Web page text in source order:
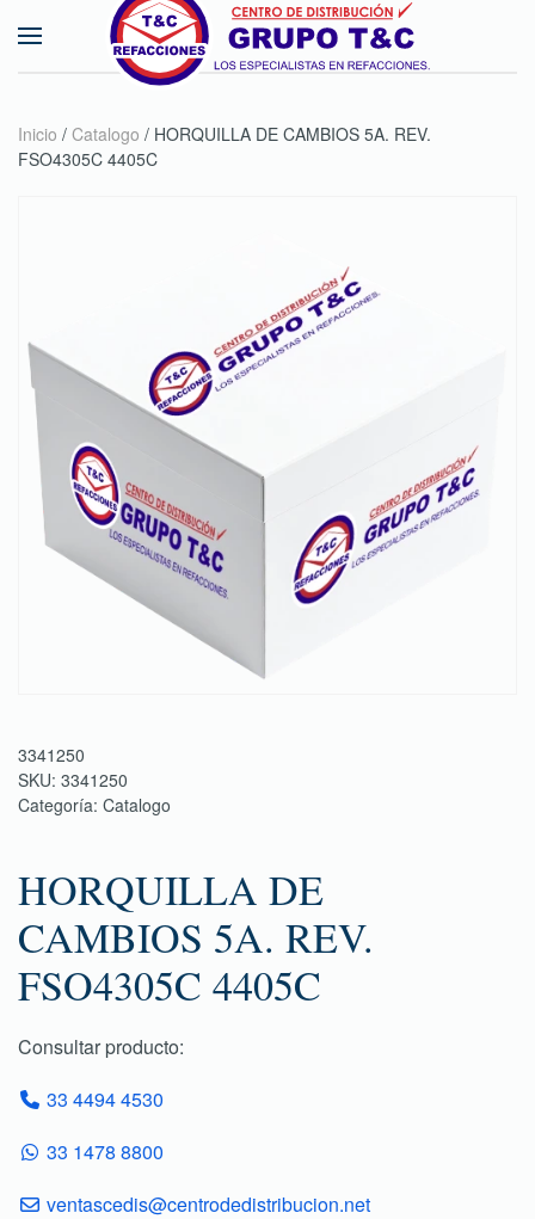
Skip to main content
Inicio / Catalogo / HORQUILLA DE CAMBIOS 5A. REV.
FSO4305C 4405C
3341250
SKU: 3341250
Categoría: Catalogo
HORQUILLA DE
CAMBIOS 5A. REV.
FSO4305C 4405C
Consultar producto:
33 4494 4530
33 1478 8800
ventascedis@centrodedistribucion.net